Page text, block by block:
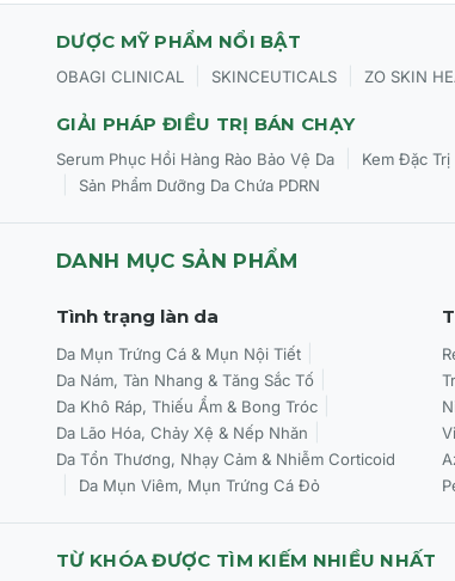
Làm mờ rõ rệt diện mạo của các nếp nhăn
Cung cấp các dưỡng chất nuôi dưỡng màng
Đối tượng sử dụng CỦA Jan Marini Age
Thích hợp cho người trưởng thành sở hữu làn
Làn da có bề mặt sần sùi, nếp nhăn li ti, kém
Chống chỉ định: Không khuyến nghị sử dụng
Cách sử dụng CỦA Jan Marini Age
Bước 1 (Làm sạch): Vệ sinh da mặt thật sạch
phẩm.
Bước 2 (Chuẩn bị):Lắc đều sản phẩm trước
tay để lượng kem ở hai buồng được đẩy lên đều.
DƯỢC MỸ PHẨM NỔI BẬT
OBAGI CLINICAL SKINCEUTICALS ZO SKIN
GIẢI PHÁP ĐIỀU TRỊ BÁN CHẠY
Serum Phục Hồi Hàng Rào Bảo Vệ Da Kem Đặc
Sản Phẩm Dưỡng Da Chứa PDRN
DANH MỤC SẢN PHẨM
Tình trạng làn da
Da Mụn Trứng Cá & Mụn Nội Tiết
Da Nám, Tàn Nhang & Tăng Sắc Tố
Da Khô Ráp, Thiếu Ẩm & Bong Tróc
Da Lão Hóa, Chảy Xệ & Nếp Nhăn
Da Tổn Thương, Nhạy Cảm & Nhiễm Corticoid
Da Mụn Viêm, Mụn Trứng Cá Đỏ
TỪ KHÓA ĐƯỢC TÌM KIẾM NHIỀU NHẤT